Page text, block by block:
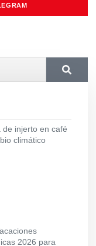
de injerto en café
climático
2026 para